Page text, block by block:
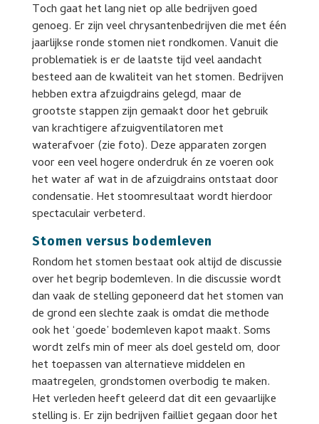
Toch gaat het lang niet op alle bedrijven goed
genoeg. Er zijn veel chrysantenbedrijven die met één
jaarlijkse ronde stomen niet rondkomen. Vanuit die
problematiek is er de laatste tijd veel aandacht
besteed aan de kwaliteit van het stomen. Bedrijven
hebben extra afzuigdrains gelegd, maar de
grootste stappen zijn gemaakt door het gebruik
van krachtigere afzuigventilatoren met
waterafvoer (zie foto). Deze apparaten zorgen
voor een veel hogere onderdruk én ze voeren ook
het water af wat in de afzuigdrains ontstaat door
condensatie. Het stoomresultaat wordt hierdoor
spectaculair verbeterd.
Stomen versus bodemleven
Rondom het stomen bestaat ook altijd de discussie
over het begrip bodemleven. In die discussie wordt
dan vaak de stelling geponeerd dat het stomen van
de grond een slechte zaak is omdat die methode
ook het ‘goede’ bodemleven kapot maakt. Soms
wordt zelfs min of meer als doel gesteld om, door
het toepassen van alternatieve middelen en
maatregelen, grondstomen overbodig te maken.
Het verleden heeft geleerd dat dit een gevaarlijke
stelling is. Er zijn bedrijven failliet gegaan door het